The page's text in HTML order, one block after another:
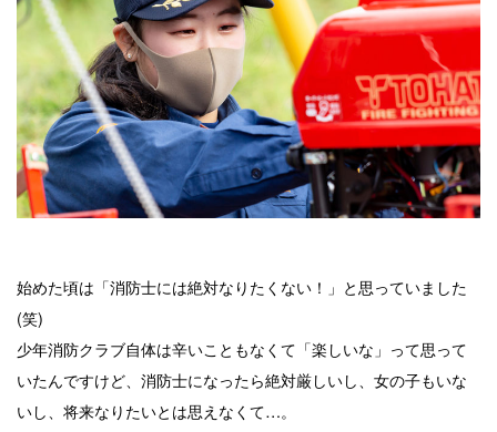
始めた頃は「消防士には絶対なりたくない！」と思っていました
(笑)
少年消防クラブ自体は辛いこともなくて「楽しいな」って思って
いたんですけど、消防士になったら絶対厳しいし、女の子もいな
いし、将来なりたいとは思えなくて…。